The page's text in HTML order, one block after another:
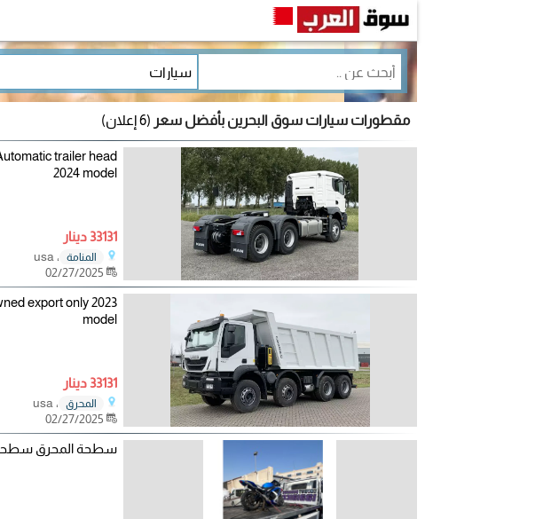
مقطورات سيارات سوق البحرين بأفضل سعر (6 إعلان)
trailer head
2024 model
33131 دينار
المنامة
، usa
export only 2023
model
33131 دينار
المحرق
، usa
سطحة المحرق سطحة